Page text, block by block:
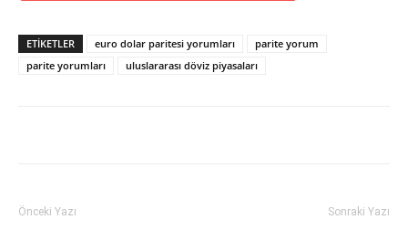
ETİKETLER euro dolar paritesi yorumları
parite yorum
parite yorumları
uluslararası döviz piyasaları
Önceki Yazı Sonraki Yazı